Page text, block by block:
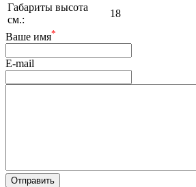
Габариты высота
см.:
18
Ваше имя*
E-mail